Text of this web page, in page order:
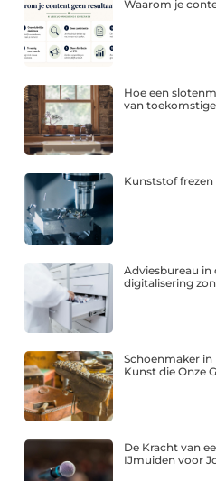
Waarom je
Hoe een
van
Kunststof frezen
Adviesbureau in
digitalisering
Schoenmaker in
Kunst die Onze
De Kracht van
IJmuiden voor